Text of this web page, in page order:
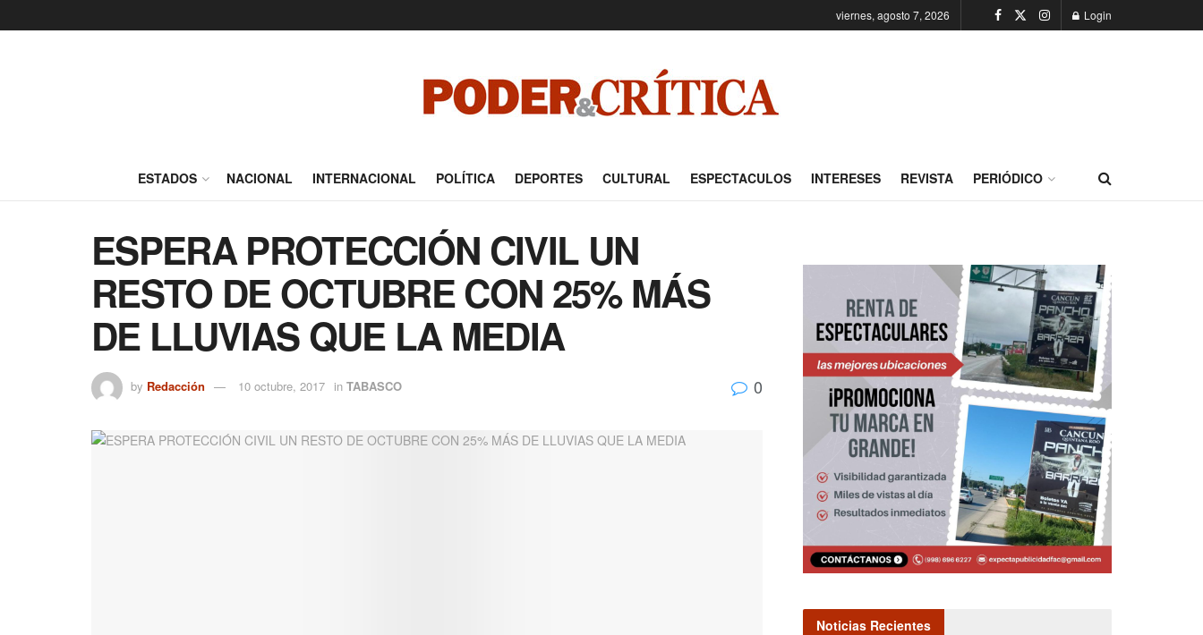
viernes, agosto 7, 2026 Login
ESTADOS NACIONAL INTERNACIONAL POLÍTICA DEPORTES CULTURAL ESPECTACULOS INTERESES REVISTA PERIÓDICO
ESPERA PROTECCIÓN CIVIL UN
RESTO DE OCTUBRE CON 25% MÁS
DE LLUVIAS QUE LA MEDIA
by Redacción 10 octubre, 2017 in TABASCO 0
Noticias Recientes